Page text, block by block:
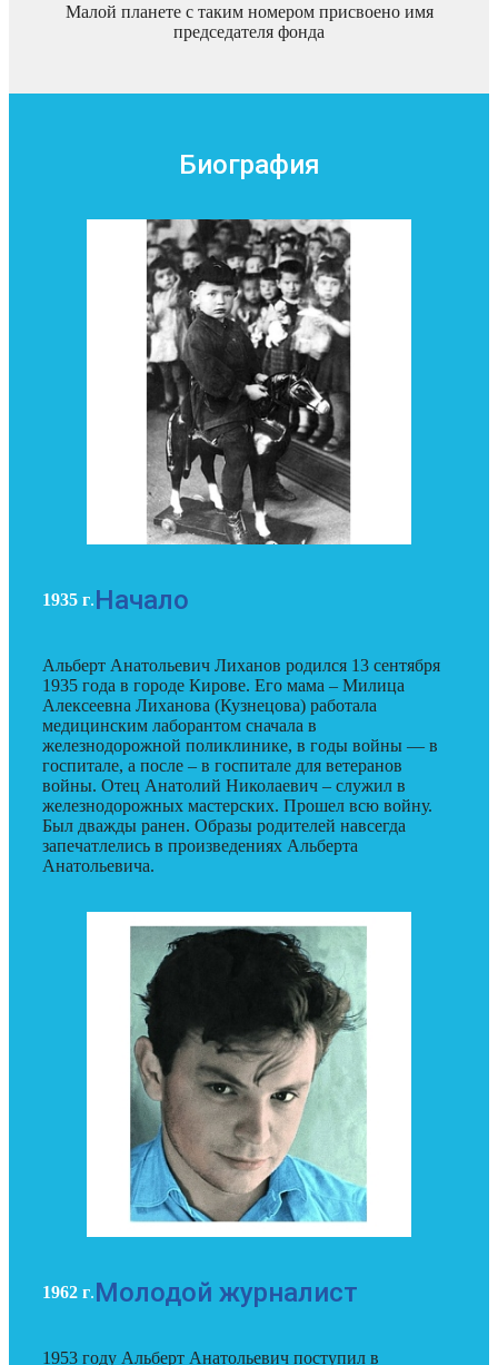
Малой планете с таким номером присвоено имя
председателя фонда
Биография
1935 г.Начало
Альберт Анатольевич Лиханов родился 13 сентября
1935 года в городе Кирове. Его мама – Милица
Алексеевна Лиханова (Кузнецова) работала
медицинским лаборантом сначала в
железнодорожной поликлинике, в годы войны — в
госпитале, а после – в госпитале для ветеранов
войны. Отец Анатолий Николаевич – служил в
железнодорожных мастерских. Прошел всю войну.
Был дважды ранен. Образы родителей навсегда
запечатлелись в произведениях Альберта
Анатольевича.
1962 г.Молодой журналист
1953 году Альберт Анатольевич поступил в